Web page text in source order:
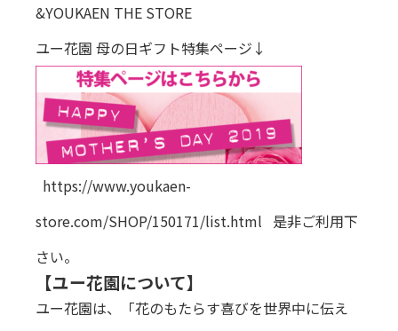
&YOUKAEN THE STORE
ユー花園 母の日ギフト特集ページ↓
https://www.youkaen-
store.com/SHOP/150171/list.html 是非ご利用下
さい。
【ユー花園について】
ユー花園は、「花のもたらす喜びを世界中に伝え